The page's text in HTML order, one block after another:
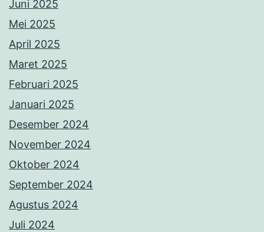
Juni 2025
Mei 2025
April 2025
Maret 2025
Februari 2025
Januari 2025
Desember 2024
November 2024
Oktober 2024
September 2024
Agustus 2024
Juli 2024